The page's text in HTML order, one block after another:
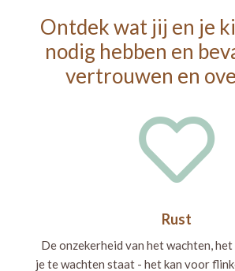
Ontdek wat jij en je
nodig hebben en
vertrouwen en

Rust
De onzekerheid van het wachten,
je te wachten staat - het kan voor